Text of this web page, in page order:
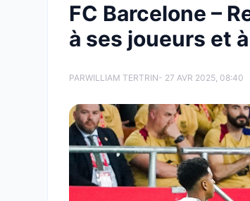
FC Barcelone –
à ses joueurs et
PARWILLIAM TERTRIN- 27 AVR 2025, 08:40